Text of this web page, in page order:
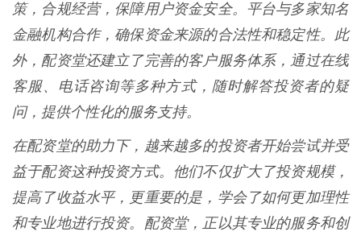
策，合规经营，保障用户资金安全。平台与多家知名
金融机构合作，确保资金来源的合法性和稳定性。此
外，配资堂还建立了完善的客户服务体系，通过在线
客服、电话咨询等多种方式，随时解答投资者的疑
问，提供个性化的服务支持。
在配资堂的助力下，越来越多的投资者开始尝试并受
益于配资这种投资方式。他们不仅扩大了投资规模，
提高了收益水平，更重要的是，学会了如何更加理性
和专业地进行投资。配资堂，正以其专业的服务和创